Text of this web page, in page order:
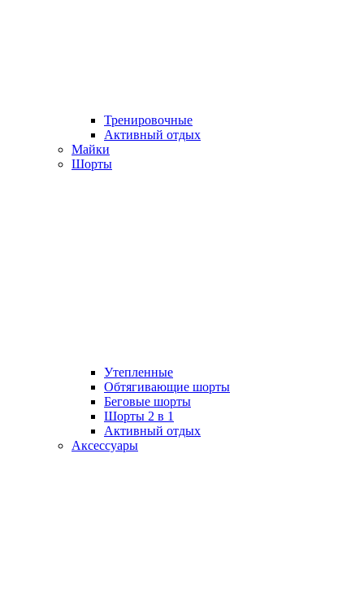
Тренировочные
Активный отдых
Майки
Шорты
Утепленные
Обтягивающие шорты
Беговые шорты
Шорты 2 в 1
Активный отдых
Аксессуары